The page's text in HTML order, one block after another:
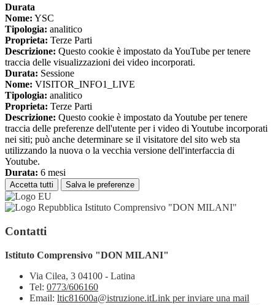
Durata
Nome: YSC
Tipologia: analitico
Proprieta: Terze Parti
Descrizione: Questo cookie è impostato da YouTube per tenere
traccia delle visualizzazioni dei video incorporati.
Durata: Sessione
Nome: VISITOR_INFO1_LIVE
Tipologia: analitico
Proprieta: Terze Parti
Descrizione: Questo cookie è impostato da Youtube per tenere
traccia delle preferenze dell'utente per i video di Youtube incorporati
nei siti; può anche determinare se il visitatore del sito web sta
utilizzando la nuova o la vecchia versione dell'interfaccia di
Youtube.
Durata: 6 mesi
Accetta tutti Salva le preferenze
Istituto Comprensivo "DON MILANI"
Contatti
Istituto Comprensivo "DON MILANI"
Via Cilea, 3 04100 - Latina
Tel: 0773/606160
Email: ltic81600a@istruzione.itLink per inviare una mail